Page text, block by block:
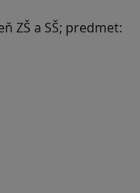
ZŠ a SŠ; predmet: